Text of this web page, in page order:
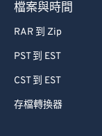
檔案與時間
RAR 到 Zip
PST 到 EST
CST 到 EST
存檔轉換器